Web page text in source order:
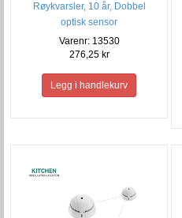
Røykvarsler, 10 år, Dobbel
optisk sensor
Varenr: 13530
276,25 kr